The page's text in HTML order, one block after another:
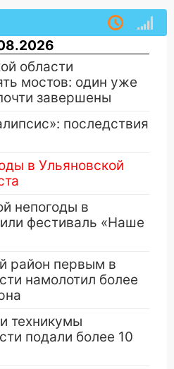
области
мостов: один уже
завершены
последствия
в Ульяновской
непогоды в
фестиваль «Наше
район первым в
намолотил более
техникумы
подали более 10